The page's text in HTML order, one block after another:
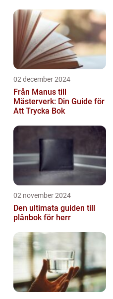
02 december 2024
Från Manus till
Mästerverk: Din Guide för
Att Trycka Bok
02 november 2024
Den ultimata guiden till
plånbok för herr